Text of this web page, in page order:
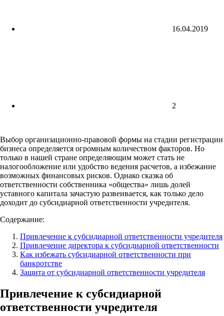
16.04.2019
2
Выбор организационно-правовой формы на стадии регистрации
бизнеса определяется огромным количеством факторов. Но
только в нашей стране определяющим может стать не
налогообложение или удобство ведения расчетов, а избежание
возможных финансовых рисков. Однако сказка об
ответственности собственника «общества» лишь долей
уставного капитала зачастую развеивается, как только дело
доходит до субсидиарной ответственности учредителя.
Содержание:
Привлечение к субсидиарной ответственности учредителя
Привлечение директора к субсидиарной ответственности
Как избежать субсидиарной ответственности при
банкротстве
Защита от субсидиарной ответственности учредителя
Привлечение к субсидиарной
ответственности учредителя